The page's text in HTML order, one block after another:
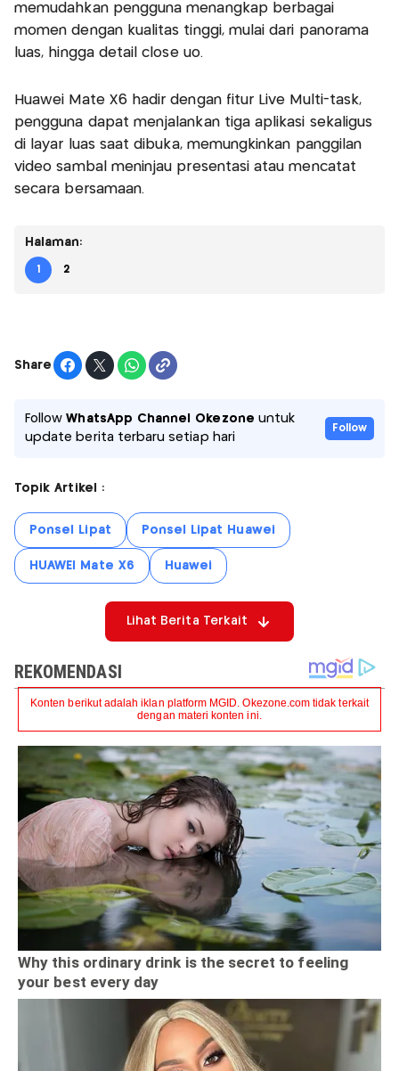
memudahkan pengguna menangkap berbagai
momen dengan kualitas tinggi, mulai dari panorama
luas, hingga detail close uo.
Huawei Mate X6 hadir dengan fitur Live Multi-task,
pengguna dapat menjalankan tiga aplikasi sekaligus
di layar luas saat dibuka, memungkinkan panggilan
video sambal meninjau presentasi atau mencatat
secara bersamaan.
Halaman:
1 2
Share
FollowWhatsApp Channel Okezone untuk
update berita terbaru setiap hari
Follow
Topik Artikel :
Ponsel Lipat Ponsel Lipat Huawei
HUAWEI Mate X6 Huawei
Lihat Berita Terkait